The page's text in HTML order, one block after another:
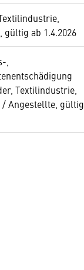
ab 1.4.2026
,
Textilindustrie,
Angestellte, gültig